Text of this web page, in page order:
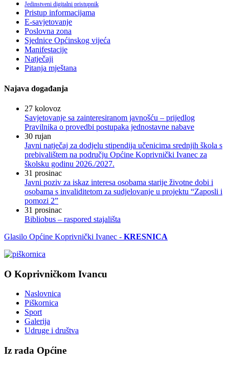
Jedinstveni digitalni pristupnik
Pristup informacijama
E-savjetovanje
Poslovna zona
Sjednice Općinskog vijeća
Manifestacije
Natječaji
Pitanja mještana
Najava događanja
27 kolovoz
Savjetovanje sa zainteresiranom javnošću – prijedlog
Pravilnika o provedbi postupaka jednostavne nabave
30 rujan
Javni natječaj za dodjelu stipendija učenicima srednjih škola s
prebivalištem na području Općine Koprivnički Ivanec za
školsku godinu 2026./2027.
31 prosinac
Javni poziv za iskaz interesa osobama starije životne dobi i
osobama s invaliditetom za sudjelovanje u projektu “Zaposli i
pomozi 2”
31 prosinac
Bibliobus – raspored stajališta
Glasilo Općine Koprivnički Ivanec - KRESNICA
O Koprivničkom Ivancu
Naslovnica
Piškornica
Sport
Galerija
Udruge i društva
Iz rada Općine